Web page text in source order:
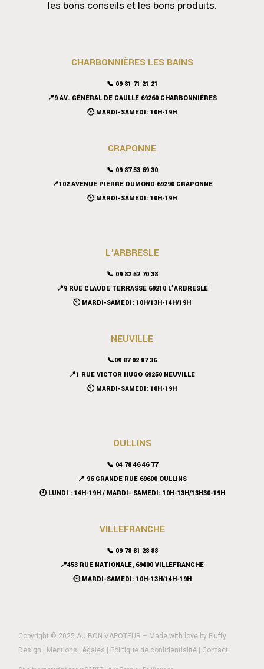
les bons conseils et les bons produits.
CHARBONNIÈRES LES BAINS
📞 09 81 71 21 21
📍9 AV. GÉNÉRAL DE GAULLE 69260 CHARBONNIÈRES
🕙 MARDI-SAMEDI: 10H-19H
CRAPONNE
📞 09 87 53 69 30
📍102 AVENUE PIERRE DUMOND 69290 CRAPONNE
🕙 MARDI-SAMEDI: 10H-19H
L’ARBRESLE
📞 09 82 52 70 38
📍9 RUE CLAUDE TERRASSE 69210 L’ARBRESLE
🕙 MARDI-SAMEDI: 10H/13H-14H/19H
NEUVILLE
📞09 87 02 87 36
📍1 RUE VICTOR HUGO 69250 NEUVILLE
🕙 MARDI-SAMEDI: 10H-19H
OULLINS
📞 04 78 46 46 77
📍 96 GRANDE RUE 69600 OULLINS
🕙 LUNDI : 14H-19H / MARDI- SAMEDI: 10H-13H/13H30-19H
VILLEFRANCHE
📞 09 78 81 28 88
📍453 RUE NATIONALE, 69400 VILLEFRANCHE
🕙 MARDI-SAMEDI: 10H-13H/14H-19H
Copyright © 2025 AU BON VAPOTEUR – Made with love by Fluffy
Design | Mentions Légales | Politique de confidentialité | Contact